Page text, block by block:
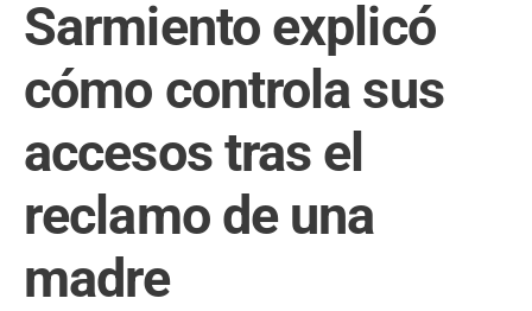
Sarmiento explicó
cómo controla sus
accesos tras el
reclamo de una
madre